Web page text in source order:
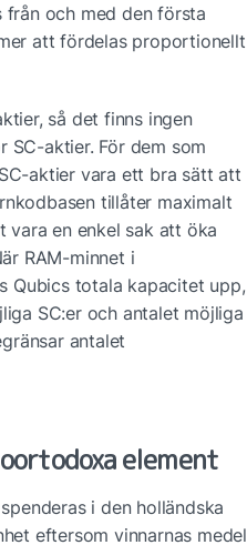
från och med den första
att fördelas proportionellt
så det finns ingen
SC-aktier. För dem som
aktier vara ett bra sätt att
tillåter maximalt
vara en enkel sak att öka
RAM-minnet i
Qubics totala kapacitet upp,
SC:er och antalet möjliga
antalet
element
i den holländska
eftersom vinnarnas medel